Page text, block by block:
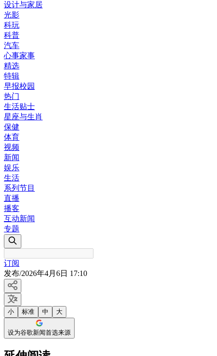
设计与家居
光影
科玩
科普
汽车
心事家事
精选
特辑
早报校园
热门
生活贴士
星座与生肖
保健
体育
视频
新闻
娱乐
生活
系列节目
直播
播客
互动新闻
专题
订阅
发布/2026年4月6日 17:10
小 标准 中 大
设为谷歌新闻首选来源